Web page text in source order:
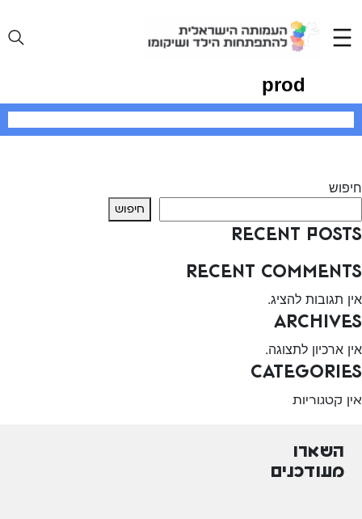
content
prod
חיפוש
חיפוש
Recent Posts
Recent Comments
אין תגובות להציג.
Archives
אין ארכיון לתצוגה.
Categories
אין קטגוריות
השארו
מעודכנים